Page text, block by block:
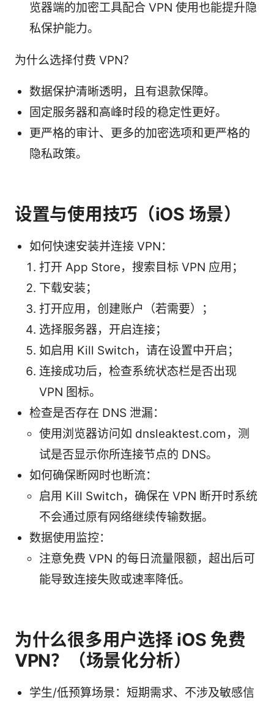
览器端的加密工具配合 VPN 使用也能提升隐
私保护能力。
为什么选择付费 VPN？
数据保护清晰透明，且有退款保障。
固定服务器和高峰时段的稳定性更好。
更严格的审计、更多的加密选项和更严格的
隐私政策。
设置与使用技巧（iOS 场景）
如何快速安装并连接 VPN：
打开 App Store，搜索目标 VPN 应用；
下载安装；
打开应用，创建账户（若需要）；
选择服务器，开启连接；
如启用 Kill Switch，请在设置中开启；
连接成功后，检查系统状态栏是否出现
VPN 图标。
检查是否存在 DNS 泄漏：
使用浏览器访问如 dnsleaktest.com，测
试是否显示你所连接节点的 DNS。
如何确保断网时也断流：
启用 Kill Switch，确保在 VPN 断开时系统
不会通过原有网络继续传输数据。
数据使用监控：
注意免费 VPN 的每日流量限额，超出后可
能导致连接失败或速率降低。
为什么很多用户选择 iOS 免费
VPN？（场景化分析）
学生/低预算场景：短期需求、不涉及敏感信